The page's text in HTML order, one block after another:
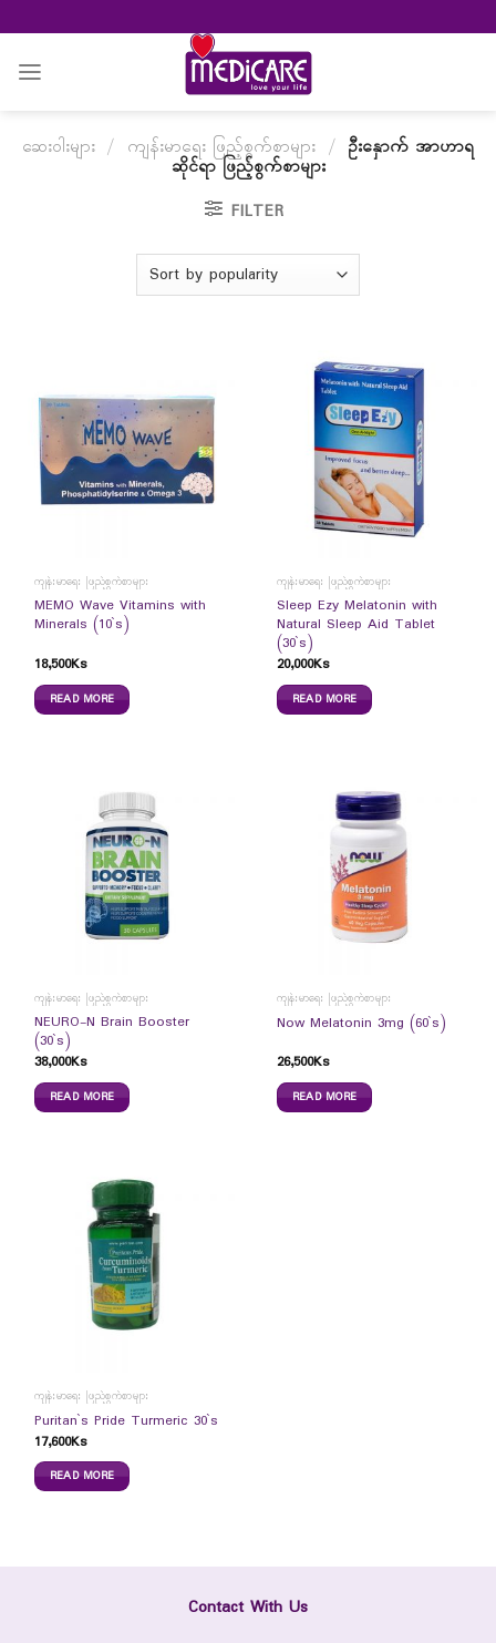
to
content
ဆေးဝါးများ / ကျန်းမာရေး ဖြည့်စွက်စာများ / ဦးနှောက် အာဟာရ
ဆိုင်ရာ ဖြည့်စွက်စာများ
FILTER
ကျန်းမာရေး ဖြည့်စွက်စာများ
MEMO Wave Vitamins with
Minerals (10`s)
18,500Ks
READ MORE
ကျန်းမာရေး ဖြည့်စွက်စာများ
Sleep Ezy Melatonin with
Natural Sleep Aid Tablet
(30`s)
20,000Ks
READ MORE
ကျန်းမာရေး ဖြည့်စွက်စာများ
NEURO-N Brain Booster
(30`s)
38,000Ks
READ MORE
ကျန်းမာရေး ဖြည့်စွက်စာများ
Now Melatonin 3mg (60`s)
26,500Ks
READ MORE
ကျန်းမာရေး ဖြည့်စွက်စာများ
Puritan`s Pride Turmeric 30`s
17,600Ks
READ MORE
Contact With Us